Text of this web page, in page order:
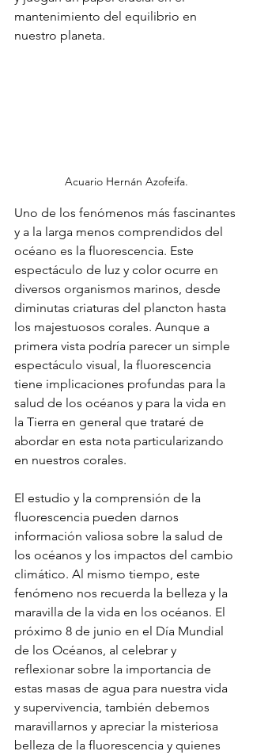
mantenimiento del equilibrio en
nuestro planeta.
Acuario Hernán Azofeifa.
Uno de los fenómenos más fascinantes
y a la larga menos comprendidos del
océano es la fluorescencia. Este
espectáculo de luz y color ocurre en
diversos organismos marinos, desde
diminutas criaturas del plancton hasta
los majestuosos corales. Aunque a
primera vista podría parecer un simple
espectáculo visual, la fluorescencia
tiene implicaciones profundas para la
salud de los océanos y para la vida en
la Tierra en general que trataré de
abordar en esta nota particularizando
en nuestros corales.
El estudio y la comprensión de la
fluorescencia pueden darnos
información valiosa sobre la salud de
los océanos y los impactos del cambio
climático. Al mismo tiempo, este
fenómeno nos recuerda la belleza y la
maravilla de la vida en los océanos. El
próximo 8 de junio en el Día Mundial
de los Océanos, al celebrar y
reflexionar sobre la importancia de
estas masas de agua para nuestra vida
y supervivencia, también debemos
maravillarnos y apreciar la misteriosa
belleza de la fluorescencia y quienes